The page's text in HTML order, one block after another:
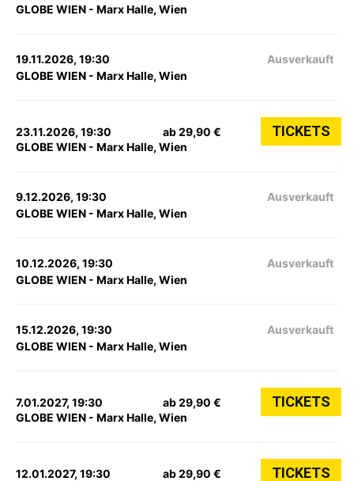
GLOBE WIEN - Marx Halle, Wien
19.11.2026, 19:30
GLOBE WIEN - Marx Halle, Wien
Ausverkauft
23.11.2026, 19:30
GLOBE WIEN - Marx Halle, Wien
ab 29,90 € TICKETS
9.12.2026, 19:30
GLOBE WIEN - Marx Halle, Wien
Ausverkauft
10.12.2026, 19:30
GLOBE WIEN - Marx Halle, Wien
Ausverkauft
15.12.2026, 19:30
GLOBE WIEN - Marx Halle, Wien
Ausverkauft
7.01.2027, 19:30
GLOBE WIEN - Marx Halle, Wien
ab 29,90 € TICKETS
12.01.2027, 19:30 ab 29,90 € TICKETS